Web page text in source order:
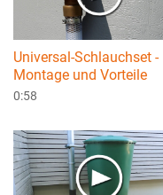
Universal-Schlauchset -
Montage und Vorteile
0:58